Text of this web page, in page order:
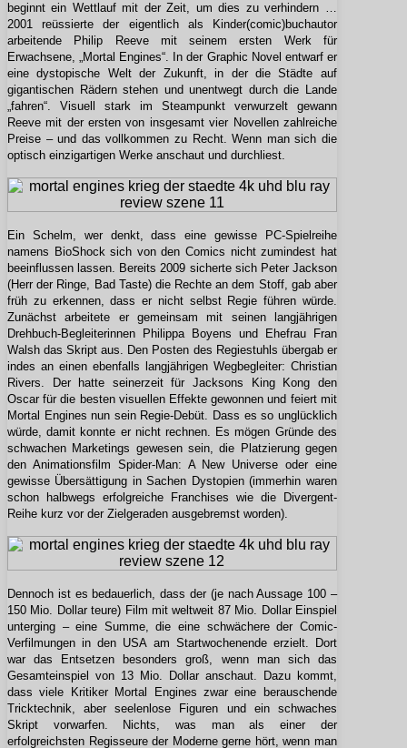
beginnt ein Wettlauf mit der Zeit, um dies zu verhindern …
2001 reüssierte der eigentlich als Kinder(comic)buchautor
arbeitende Philip Reeve mit seinem ersten Werk für
Erwachsene, „Mortal Engines“. In der Graphic Novel entwarf er
eine dystopische Welt der Zukunft, in der die Städte auf
gigantischen Rädern stehen und unentwegt durch die Lande
„fahren“. Visuell stark im Steampunkt verwurzelt gewann
Reeve mit der ersten von insgesamt vier Novellen zahlreiche
Preise – und das vollkommen zu Recht. Wenn man sich die
optisch einzigartigen Werke anschaut und durchliest.
Ein Schelm, wer denkt, dass eine gewisse PC-Spielreihe
namens BioShock sich von den Comics nicht zumindest hat
beeinflussen lassen. Bereits 2009 sicherte sich Peter Jackson
(Herr der Ringe, Bad Taste) die Rechte an dem Stoff, gab aber
früh zu erkennen, dass er nicht selbst Regie führen würde.
Zunächst arbeitete er gemeinsam mit seinen langjährigen
Drehbuch-Begleiterinnen Philippa Boyens und Ehefrau Fran
Walsh das Skript aus. Den Posten des Regiestuhls übergab er
indes an einen ebenfalls langjährigen Wegbegleiter: Christian
Rivers. Der hatte seinerzeit für Jacksons King Kong den
Oscar für die besten visuellen Effekte gewonnen und feiert mit
Mortal Engines nun sein Regie-Debüt. Dass es so unglücklich
würde, damit konnte er nicht rechnen. Es mögen Gründe des
schwachen Marketings gewesen sein, die Platzierung gegen
den Animationsfilm Spider-Man: A New Universe oder eine
gewisse Übersättigung in Sachen Dystopien (immerhin waren
schon halbwegs erfolgreiche Franchises wie die Divergent-
Reihe kurz vor der Zielgeraden ausgebremst worden).
Dennoch ist es bedauerlich, dass der (je nach Aussage 100 –
150 Mio. Dollar teure) Film mit weltweit 87 Mio. Dollar Einspiel
unterging – eine Summe, die eine schwächere der Comic-
Verfilmungen in den USA am Startwochenende erzielt. Dort
war das Entsetzen besonders groß, wenn man sich das
Gesamteinspiel von 13 Mio. Dollar anschaut. Dazu kommt,
dass viele Kritiker Mortal Engines zwar eine berauschende
Tricktechnik, aber seelenlose Figuren und ein schwaches
Skript vorwarfen. Nichts, was man als einer der
erfolgreichsten Regisseure der Moderne gerne hört, wenn man